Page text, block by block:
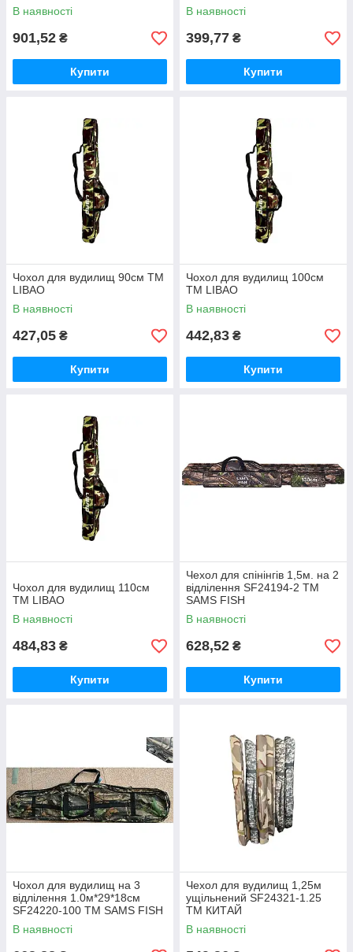
В наявності
901,52 ₴
Купити
В наявності
399,77 ₴
Купити
Чохол для вудилищ 90см ТМ
LIBAO
В наявності
427,05 ₴
Купити
Чохол для вудилищ 100см
ТМ LIBAO
В наявності
442,83 ₴
Купити
Чохол для вудилищ 110см
ТМ LIBAO
В наявності
484,83 ₴
Купити
Чехол для спiнiнгiв 1,5м. на 2
відлілення SF24194-2 ТМ
SAMS FISH
В наявності
628,52 ₴
Купити
Чохол для вудилищ на 3
відлілення 1.0м*29*18см
SF24220-100 ТМ SAMS FISH
В наявності
Чехол для вудилищ 1,25м
ущільнений SF24321-1.25
ТМ КИТАЙ
В наявності